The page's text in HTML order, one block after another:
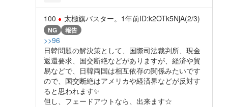
100 太極旗バスター。 1年前ID:k2OTk5NjA(2/3)
NG 報告
>>96
日韓問題の解決策として、国際司法裁判所、現金
返還要求、国交断絶などがありますが、経済や貿
易などで、日韓両国は相互依存の関係みたいです
ので、国交断絶はアメリカや経済界などが反対す
ると思われます✨️
但し、フェードアウトなら、出来ます☆